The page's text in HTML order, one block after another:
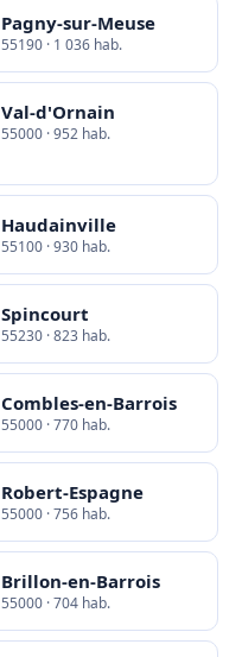
Pagny-sur-Meuse
55190 · 1 036 hab.
Val-d'Ornain
55000 · 952 hab.
Haudainville
55100 · 930 hab.
Spincourt
55230 · 823 hab.
Combles-en-Barrois
55000 · 770 hab.
Robert-Espagne
55000 · 756 hab.
Brillon-en-Barrois
55000 · 704 hab.